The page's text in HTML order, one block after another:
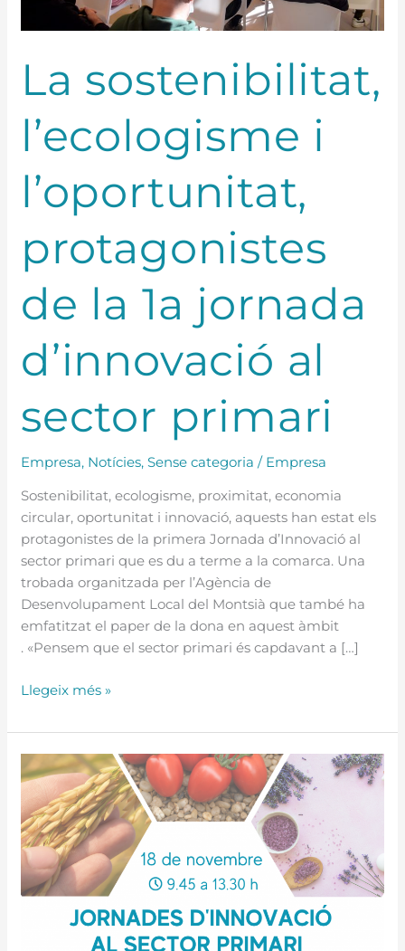
La sostenibilitat,
l’ecologisme i
l’oportunitat,
protagonistes
de la 1a jornada
d’innovació al
sector primari
Empresa, Notícies,Sense categoria / Empresa
Sostenibilitat, ecologisme, proximitat, economia
circular, oportunitat i innovació, aquests han estat els
protagonistes de la primera Jornada d’Innovació al
sector primari que es du a terme a la comarca. Una
trobada organitzada per l’Agència de
Desenvolupament Local del Montsià que també ha
emfatitzat el paper de la dona en aquest àmbit
. «Pensem que el sector primari és capdavant a […]
d’innovació
primari
Llegeix més »
Jornades
d’Innovació
al
Sector
Primari